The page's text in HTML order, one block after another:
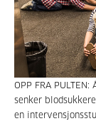
OPP FRA
senker
en